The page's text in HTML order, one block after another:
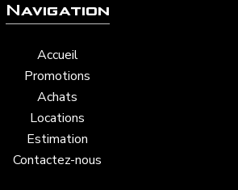
Navigation
Accueil
Promotions
Achats
Locations
Estimation
Contactez-nous